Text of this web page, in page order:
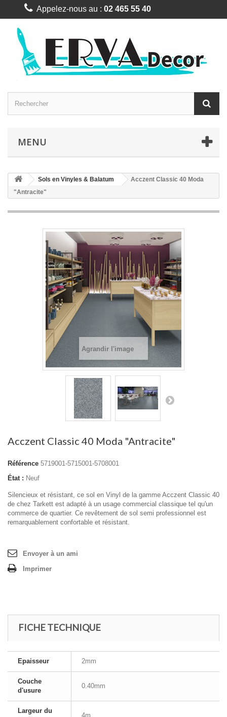
Appelez-nous au :02 465 55 40
MENU
Sols en Vinyles & Balatum
Acczent Classic 40 Moda
"Antracite"
Agrandir l'image
Acczent Classic 40 Moda "Antracite"
Référence 5719001-5715001-5708001
État : Neuf
Silencieux et résistant, ce sol en Vinyl de la gamme Acczent Classic 40
de chez Tarkett est adapté à un usage commercial classique tel qu'un
commerce de quartier. Ce revêtement de sol semi professionnel est
remarquablement confortable et résistant.
Envoyer à un ami
Imprimer
FICHE TECHNIQUE
Epaisseur 2mm
Couche
d'usure
0.40mm
Largeur du
4m